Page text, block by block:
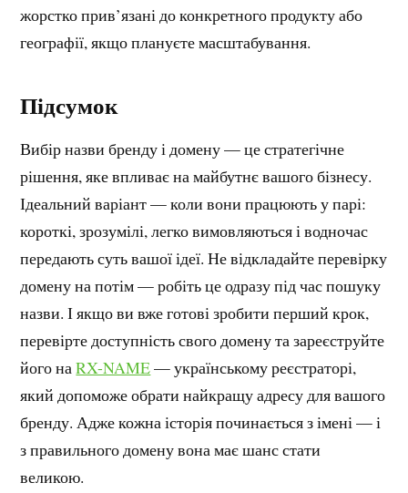
жорстко прив’язані до конкретного продукту або
географії, якщо плануєте масштабування.
Підсумок
Вибір назви бренду і домену — це стратегічне
рішення, яке впливає на майбутнє вашого бізнесу.
Ідеальний варіант — коли вони працюють у парі:
короткі, зрозумілі, легко вимовляються і водночас
передають суть вашої ідеї. Не відкладайте перевірку
домену на потім — робіть це одразу під час пошуку
назви. І якщо ви вже готові зробити перший крок,
перевірте доступність свого домену та зареєструйте
його наRX-NAME— українському реєстраторі,
який допоможе обрати найкращу адресу для вашого
бренду. Адже кожна історія починається з імені — і
з правильного домену вона має шанс стати
великою.